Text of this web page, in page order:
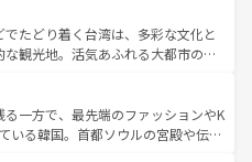
お、新着のアメリカ
を参照してほしい。
れる人々を迎えてくれるハワイの
フードやハワイアンミュージッ
など、すべてがハワイの魅力を彩
新着のハワイ情報
照してほしい。
にそびえるウルル（エアーズロッ
い原生林やケアンズの熱帯雨林な
。また、カフェやワイン、オージ
充実しており、サーフィンやダイ
、アウトドア好きにはたまらな
彩な魅力を存分に味わいつくそ
たどり着く台湾は、多彩な文化と
観光地。活気あふれる大都市の台
である台湾東部など、都市の喧騒
ており、訪れる人に新しい発見と
。また、奥深い台湾の食文化も魅
一方で、最先端のファッションやK
いる韓国。首都ソウルの宮殿や伝統